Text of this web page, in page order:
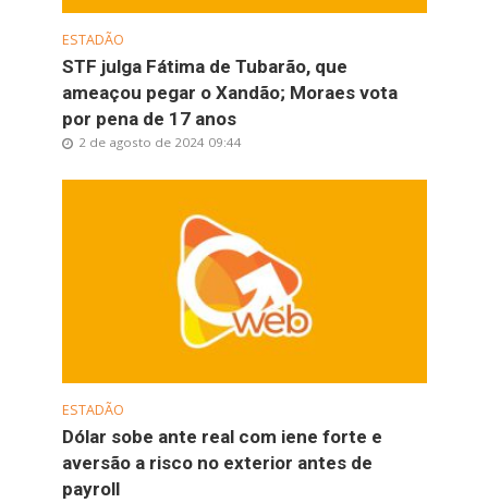
ESTADÃO
STF julga Fátima de Tubarão, que
ameaçou pegar o Xandão; Moraes vota
por pena de 17 anos
2 de agosto de 2024 09:44
ESTADÃO
Dólar sobe ante real com iene forte e
aversão a risco no exterior antes de
payroll